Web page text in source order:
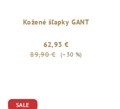
Kožené šľapky GANT
62,93 €
89,90 €
(–30 %)
SALE